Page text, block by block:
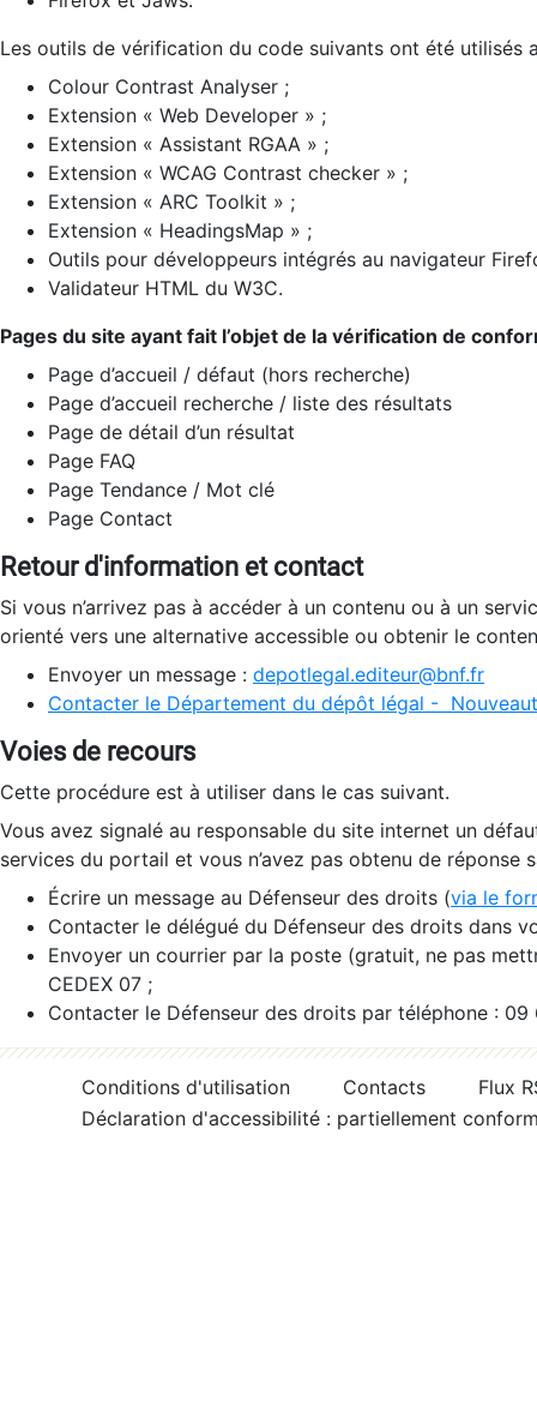
Les outils de vérification du code suivants ont été utilisés
Colour Contrast Analyser ;
Extension « Web Developer » ;
Extension « Assistant RGAA » ;
Extension « WCAG Contrast checker » ;
Extension « ARC Toolkit » ;
Extension « HeadingsMap » ;
Outils pour développeurs intégrés au navigateur
Validateur HTML du W3C.
Pages du site ayant fait l’objet de la vérification de
Page d’accueil / défaut (hors recherche)
Page d’accueil recherche / liste des résultats
Page de détail d’un résultat
Page FAQ
Page Tendance / Mot clé
Page Contact
Retour d'information et contact
Si vous n’arrivez pas à accéder à un contenu ou à un
orienté vers une alternative accessible ou obtenir le
Envoyer un message : depotlegal.editeur@bnf.fr
Contacter le Département du dépôt légal -
Voies de recours
Cette procédure est à utiliser dans le cas suivant.
Vous avez signalé au responsable du site internet un
services du portail et vous n’avez pas obtenu de réponse
Écrire un message au Défenseur des droits (via le
Contacter le délégué du Défenseur des droits dans
Envoyer un courrier par la poste (gratuit, ne pas
CEDEX 07 ;
Contacter le Défenseur des droits par téléphone :
Conditions d'utilisation Contacts
Flux
Déclaration d'accessibilité : partiellement